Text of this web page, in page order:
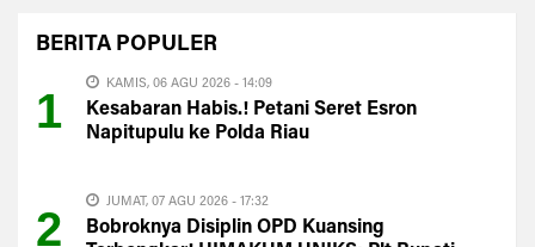
BERITA POPULER
1
KAMIS, 06 AGU 2026 - 14:09
Kesabaran Habis.! Petani Seret Esron
Napitupulu ke Polda Riau
2
JUMAT, 07 AGU 2026 - 17:32
Bobroknya Disiplin OPD Kuansing